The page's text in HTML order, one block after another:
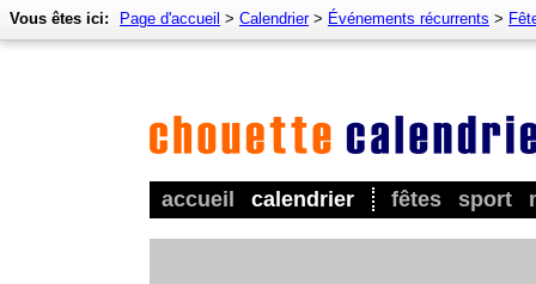
accueil calendrier fêtes sport
Vous êtes ici: Page d'accueil > Calendrier> Événements récurrents >